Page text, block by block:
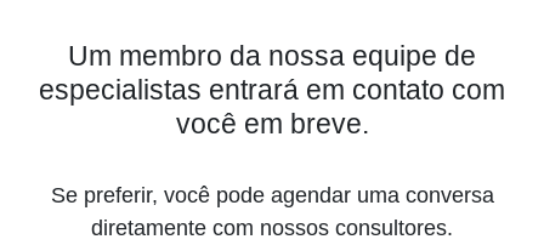
Um membro da nossa equipe de
especialistas entrará em contato com
você em breve.
Se preferir, você pode agendar uma conversa
diretamente com nossos consultores.